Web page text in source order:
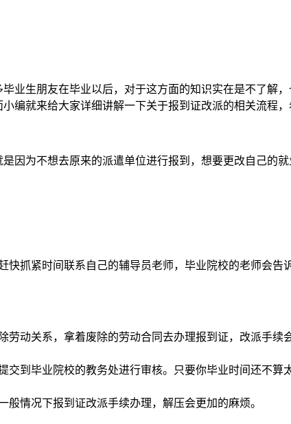
业生朋友在毕业以后，对于这方面的知识实在是不了解
就来给大家详细讲解一下关于报到证改派的相关流程，
因为不想去原来的派遣单位进行报到，想要更改自己的
抓紧时间联系自己的辅导员老师，毕业院校的老师会告
动关系，拿着废除的劳动合同去办理报到证，改派手续
到毕业院校的教务处进行审核。只要你毕业时间还不算
情况下报到证改派手续办理，解压会更加的麻烦。